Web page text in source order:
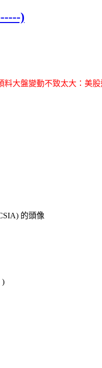
)
大盤變動不致太大：美
)